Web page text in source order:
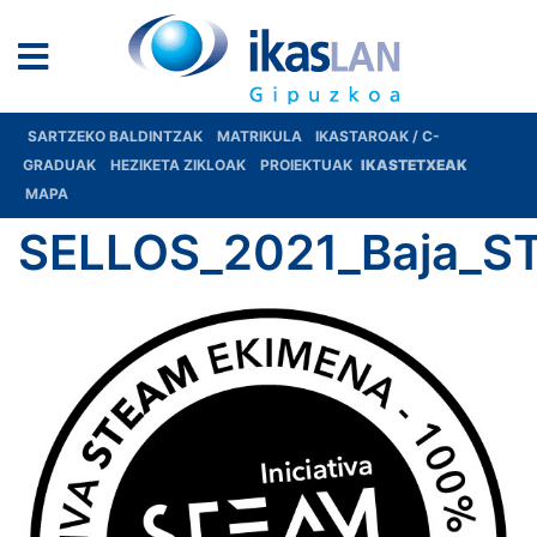
SARTZEKO BALDINTZAK MATRIKULA
IKASTAROAK / C-
GRADUAK
HEZIKETA ZIKLOAK PROIEKTUAK IKASTETXEAK
MAPA